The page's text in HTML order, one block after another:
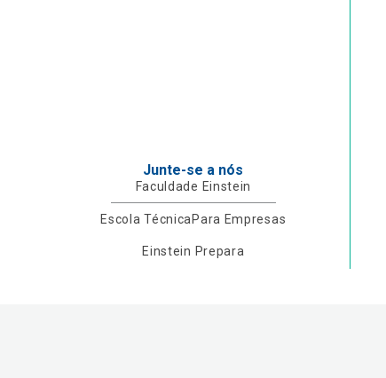
Junte-se a nós
Faculdade Einstein
Escola TécnicaPara Empresas
Einstein Prepara